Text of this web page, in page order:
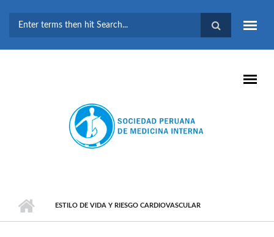
BÚSQUEDA
ESTILO DE VIDA Y RIESGO CARDIOVASCULAR